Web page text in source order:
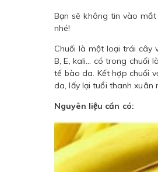
Bạn sẽ không tin vào
nhé!
Chuối là một loại trái cây
B, E, kali… có trong chuối
tế bào da. Kết hợp chuối
da, lấy lại tuổi thanh xuân
Nguyên liệu cần có: